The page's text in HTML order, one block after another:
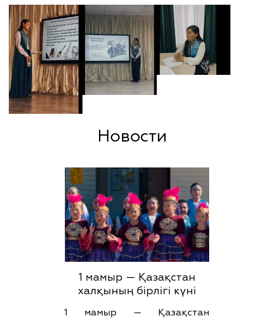
Новости
1 мамыр — Қазақстан
халқының бірлігі күні
1 мамыр — Қазақстан